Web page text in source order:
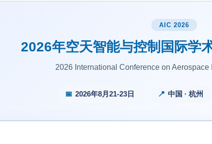
AIC 2026
2026年空天智能与控制国际学
2026 International Conference on Aerospace
📅 2026年8月21-23日 📍 中国 · 杭州